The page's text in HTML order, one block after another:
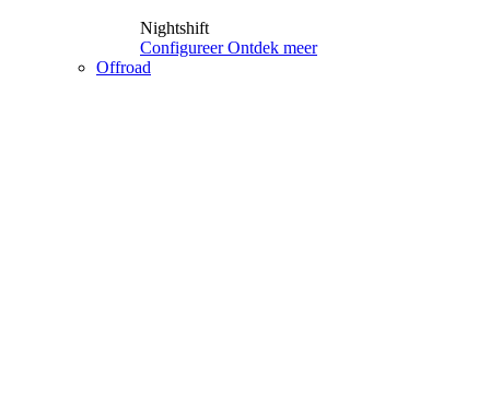
Nightshift
Configureer Ontdek meer
Offroad